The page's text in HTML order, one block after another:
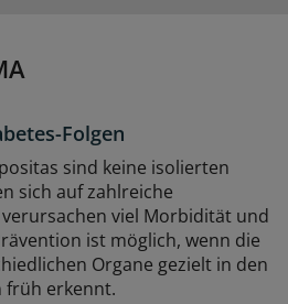
Folgen
sind keine isolierten
sich auf zahlreiche
viel Morbidität und
ist möglich, wenn die
Organe gezielt in den
früh erkennt.